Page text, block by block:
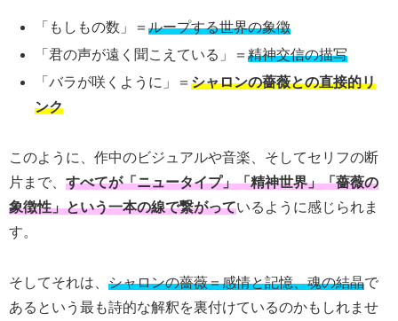
「もしもの数」＝ループする世界の象徴
「君の声が遠く聞こえている」＝精神交信の描写
「バラが咲くように」＝シャロンの薔薇との直接的リ
ンク
このように、作中のビジュアルや音楽、そしてセリフの断
片まで、 すべてが「ニュータイプ」「精神世界」「薔薇の
象徴性」という一本の線で繋がっているように感じられま
す。
そしてそれは、 シャロンの薔薇＝感情と記憶、魂の結晶で
あるという最も詩的な解釈を裏付けているのかもしれませ